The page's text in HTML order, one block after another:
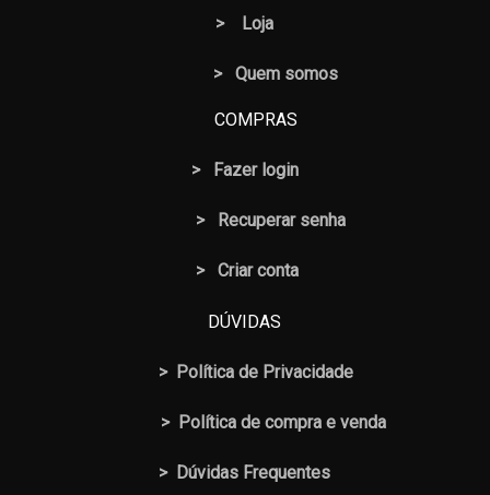
> Loja
> Quem somos
COMPRAS
> Fazer login
> Recuperar senha
> Criar conta
DÚVIDAS
> Política de Privacidade
> Política de compra e venda
> Dúvidas Frequentes